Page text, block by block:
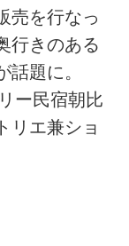
売を行なっ
行きのある
題に。
ー民宿朝比
リエ兼ショ